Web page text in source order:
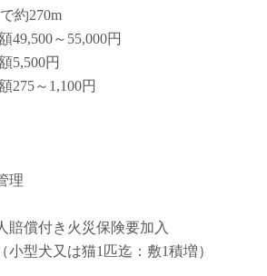
約270m
～55,000円
5,500円
～1,100円
理
付き火災保険要加入
犬又は猫1匹迄：敷1積増）